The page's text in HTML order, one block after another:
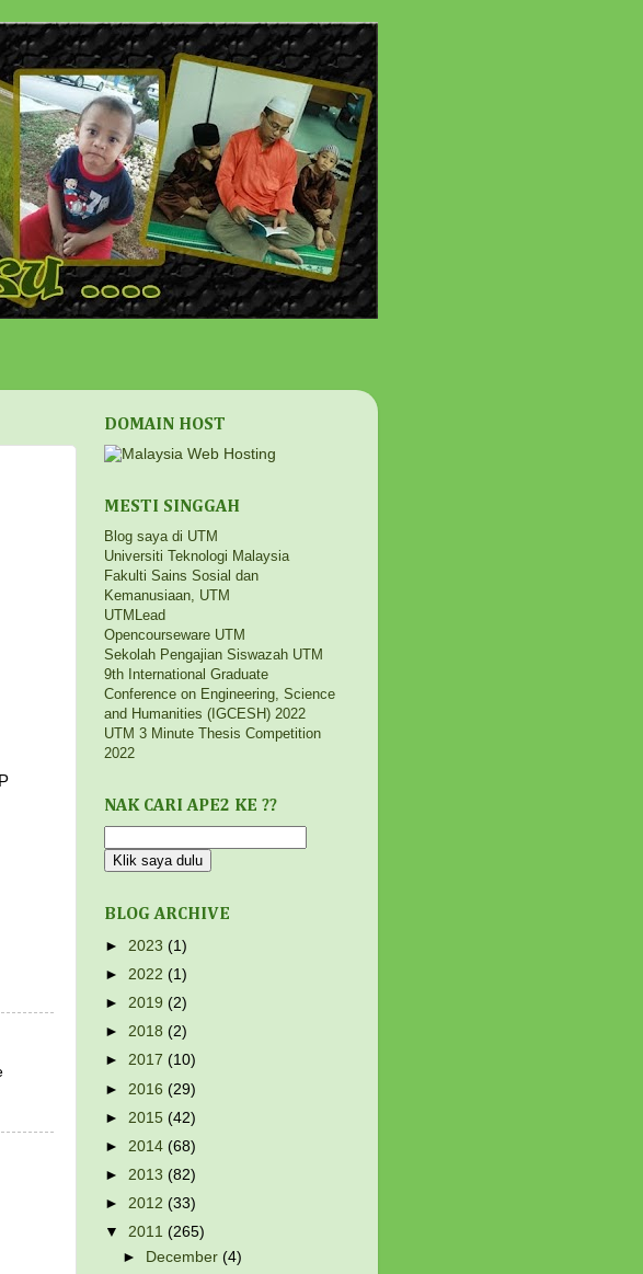
DOMAIN HOST
MESTI SINGGAH
Blog saya di UTM
Universiti Teknologi Malaysia
Fakulti Sains Sosial dan
Kemanusiaan, UTM
UTMLead
Opencourseware UTM
Sekolah Pengajian Siswazah UTM
9th International Graduate
Conference on Engineering, Science
and Humanities (IGCESH) 2022
UTM 3 Minute Thesis Competition
2022
NAK CARI APE2 KE ??
BLOG ARCHIVE
► 2023 (1)
► 2022 (1)
► 2019 (2)
► 2018 (2)
► 2017 (10)
► 2016 (29)
► 2015 (42)
► 2014 (68)
► 2013 (82)
► 2012 (33)
▼ 2011 (265)
►
December(4)